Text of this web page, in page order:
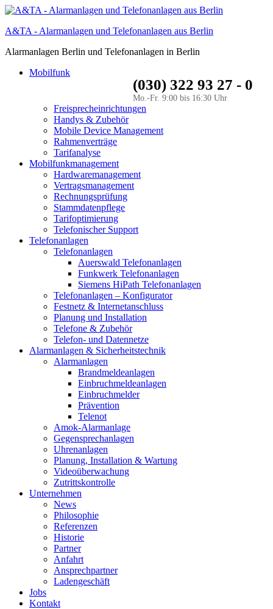
A&TA - Alarmanlagen und Telefonanlagen aus Berlin
Alarmanlagen Berlin und Telefonanlagen in Berlin
(030) 322 93 27 - 0
Mo.-Fr. 9:00 bis 16:30 Uhr
Mobilfunk
Freisprecheinrichtungen
Handys & Zubehör
Mobile Device Management
Rahmenverträge
Tarifanalyse
Mobilfunkmanagement
Hardwaremanagement
Vertragsmanagement
Rechnungsprüfung
Stammdatenpflege
Tarifoptimierung
Telefonischer Support
Telefonanlagen
Telefonanlagen
Auerswald Telefonanlagen
Funkwerk Telefonanlagen
Siemens HiPath Telefonanlagen
Telefonanlagen – Konfigurator
Festnetz & Internetanschluss
Planung und Installation
Telefone & Zubehör
Telefon- und Datennetze
Alarmanlagen & Sicherheitstechnik
Alarmanlagen
Brandmeldeanlagen
Einbruchmeldeanlagen
Einbruchmelder
Prävention
Telenot
Amok-Alarmanlage
Gegensprechanlagen
Uhrenanlagen
Planung, Installation & Wartung
Videoüberwachung
Zutrittskontrolle
Unternehmen
News
Philosophie
Referenzen
Historie
Partner
Anfahrt
Ansprechpartner
Ladengeschäft
Jobs
Kontakt